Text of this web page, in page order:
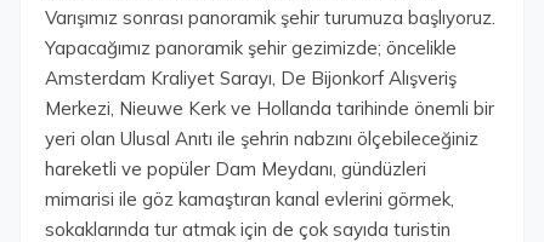
Varışımız sonrası panoramik şehir turumuza başlıyoruz.
Yapacağımız panoramik şehir gezimizde; öncelikle
Amsterdam Kraliyet Sarayı, De Bijonkorf Alışveriş
Merkezi, Nieuwe Kerk ve Hollanda tarihinde önemli bir
yeri olan Ulusal Anıtı ile şehrin nabzını ölçebileceğiniz
hareketli ve popüler Dam Meydanı, gündüzleri
mimarisi ile göz kamaştıran kanal evlerini görmek,
sokaklarında tur atmak için de çok sayıda turistin